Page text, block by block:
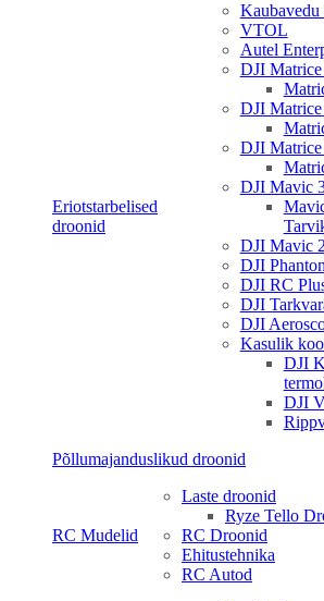
Eriotstarbelised
droonid
Kaubavedu
VTOL
Autel
DJI
DJI
DJI
DJI Mavic
DJI Mavic
DJI
DJI RC
DJI
DJI
Kasulik
DJI
DJI
Põllumajanduslikud droonid
RC Mudelid
Laste droonid
Ryze Tello
RC Droonid
Ehitustehnika
RC Autod